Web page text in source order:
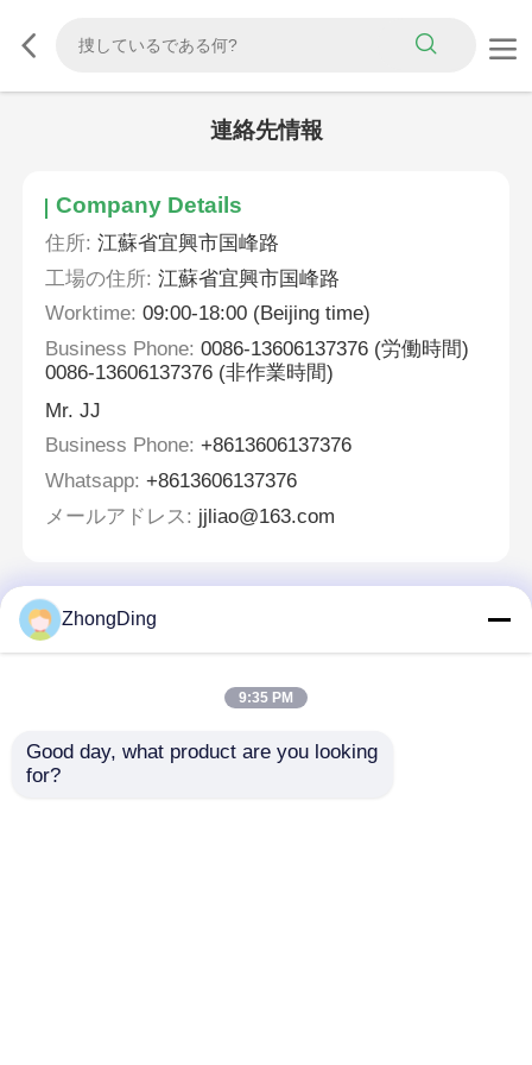
連絡先情報
Company Details
住所: 江蘇省宜興市国峰路
工場の住所: 江蘇省宜興市国峰路
Worktime: 09:00-18:00 (Beijing time)
Business Phone: 0086-13606137376 (労働時間)
0086-13606137376 (非作業時間)
Mr. JJ
Business Phone: +8613606137376
Whatsapp: +8613606137376
メールアドレス: jjliao@163.com
折り返しご連絡いたします！
ZhongDing
9:35 PM
Good day, what product are you looking
for?